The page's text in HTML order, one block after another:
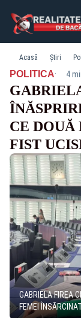
Acasă Știri
POLITICA· 4
CE DOUĂ
FIST
GABRIELA FIREA
FEMEI